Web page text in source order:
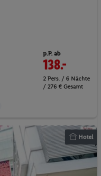
p.P. ab
138.-
2 Pers. / 6 Nächte
/ 276 € Gesamt
Hotel